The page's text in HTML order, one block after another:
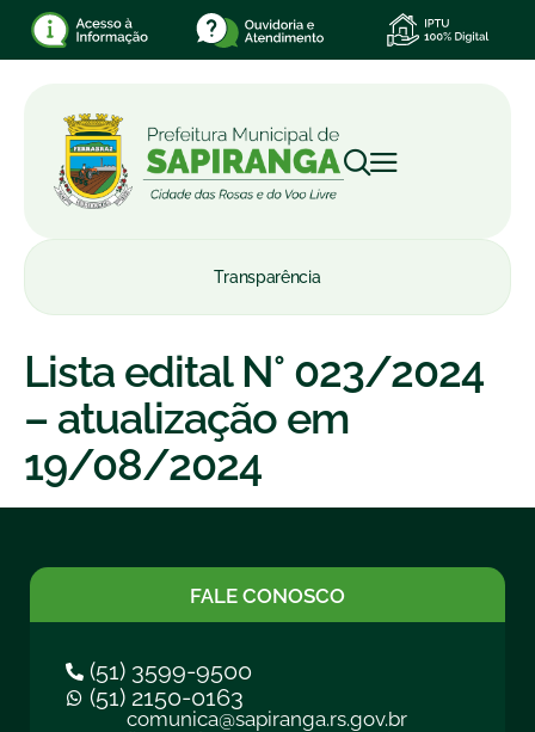
Transparência
Lista edital N° 023/2024
– atualização em
19/08/2024
FALE CONOSCO
(51) 3599-9500
(51) 2150-0163
comunica@sapiranga.rs.gov.br